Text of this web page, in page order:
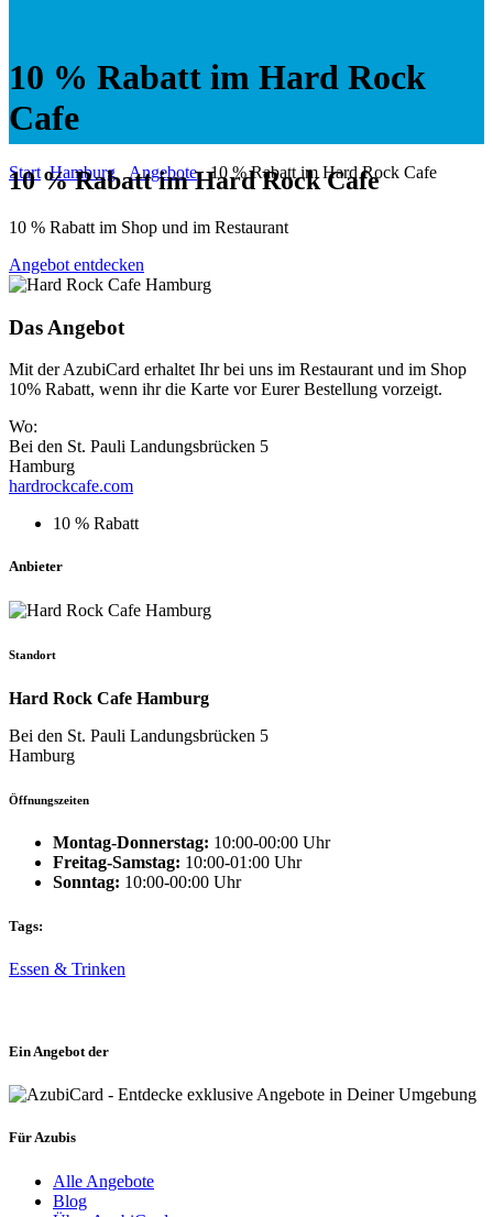
10 % Rabatt im Hard Rock
Cafe
Start Hamburg Angebote 10 % Rabatt im Hard Rock Cafe
10 % Rabatt im Hard Rock Cafe
10 % Rabatt im Shop und im Restaurant
Angebot entdecken
Das Angebot
Mit der AzubiCard erhaltet Ihr bei uns im Restaurant und im Shop
10% Rabatt, wenn ihr die Karte vor Eurer Bestellung vorzeigt.
Wo:
Bei den St. Pauli Landungsbrücken 5
Hamburg
hardrockcafe.com
10 % Rabatt
Anbieter
Standort
Hard Rock Cafe Hamburg
Bei den St. Pauli Landungsbrücken 5
Hamburg
Öffnungszeiten
Montag-Donnerstag: 10:00-00:00 Uhr
Freitag-Samstag: 10:00-01:00 Uhr
Sonntag: 10:00-00:00 Uhr
Tags:
Essen & Trinken
Ein Angebot der
Für Azubis
Alle Angebote
Blog